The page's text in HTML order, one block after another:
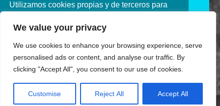
Utilizamos cookies propias y de terceros para
navegando, consideramos que acepta su uso.
política de cookies consulte nuestra
Política de
privacidad
We value your privacy
We use cookies to enhance your browsing experience, serve
personalised ads or content, and analyse our traffic. By
clicking "Accept All", you consent to our use of cookies.
Customise Reject All Accept All
Diseñado por Ana de Miguel